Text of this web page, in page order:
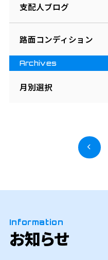
支配人ブログ
路面コンディション
Archives
月別選択
Information
お知らせ